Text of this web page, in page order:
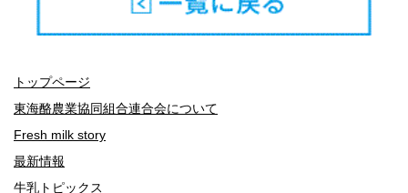
トップページ
東海酪農業協同組合連合会について
Fresh milk story
最新情報
牛乳トピックス